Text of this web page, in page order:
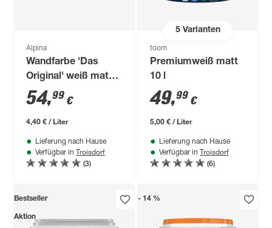
Alpina
Wandfarbe 'Das
Original' weiß matt
12,5 l
54,99 €
4,40 € / Liter
Lieferung nach Hause
Verfügbar in Troisdorf
(3)
5Varianten
toom
Premiumweiß matt
10 l
49,99 €
5,00 € / Liter
Lieferung nach Hause
Verfügbar in Troisdorf
(6)
Bestseller
Aktion
- 14 %